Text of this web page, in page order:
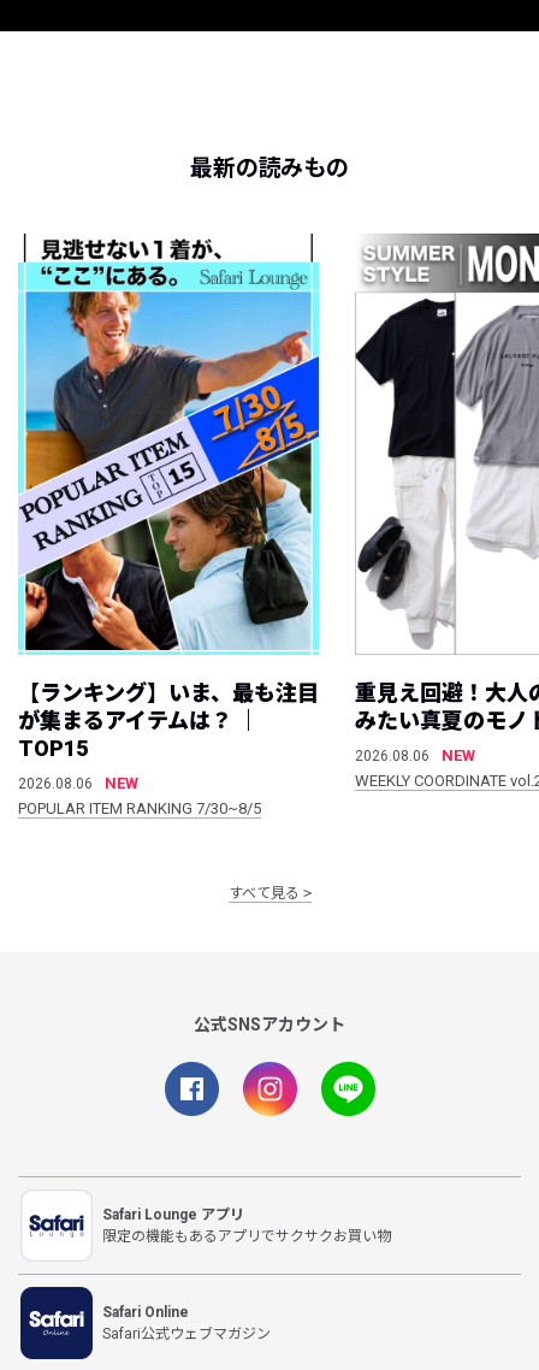
最新の読みもの
【ランキング】いま、最も注目
が集まるアイテムは？ ｜
TOP15
2026.08.06
NEW
POPULAR ITEM RANKING 7/30~8/5
重見え回避！大人
みたい真夏のモノ
2026.08.06
NEW
WEEKLY COORDINATE
すべて見る
公式SNSアカウント
Safari Lounge アプリ
限定の機能もあるアプリでサクサクお買い物
Safari Online
Safari公式ウェブマガジン